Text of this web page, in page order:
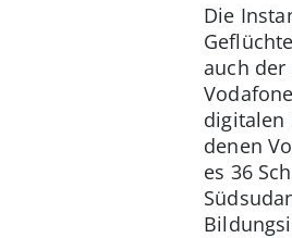
Die
auch
digitalen
denen
es 36